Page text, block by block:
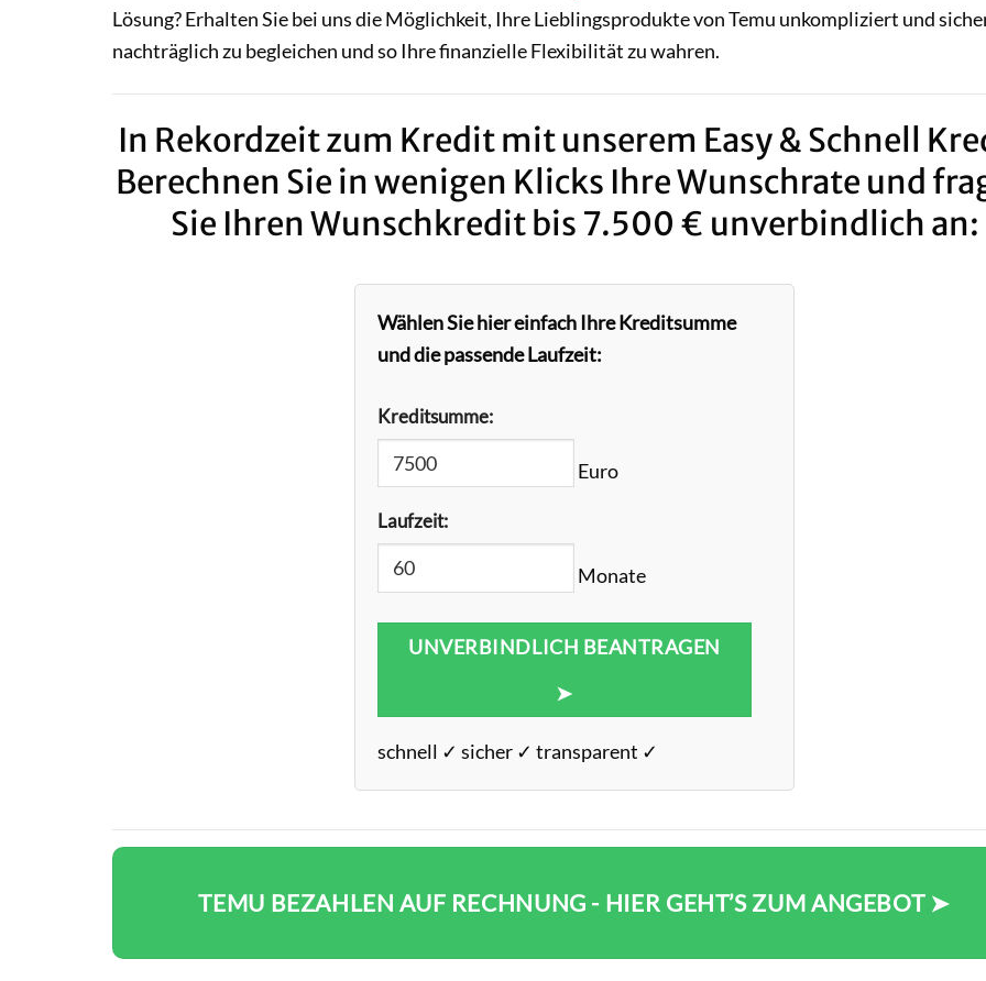
Lösung? Erhalten Sie bei uns die Möglichkeit, Ihre Lieblingsprodukte von Temu unkompliziert und
nachträglich zu begleichen und so Ihre finanzielle Flexibilität zu wahren.
In Rekordzeit zum Kredit mit unserem Easy & Schnell
Berechnen Sie in wenigen Klicks Ihre Wunschrate und
Sie Ihren Wunschkredit bis 7.500 € unverbindlich an:
Wählen Sie hier einfach Ihre Kreditsumme
und die passende Laufzeit:
Kreditsumme:
Euro
Laufzeit:
Monate
UNVERBINDLICH BEANTRAGEN
➤
schnell ✓ sicher ✓ transparent ✓
TEMU BEZAHLEN AUF RECHNUNG - HIER GEHT’S ZUM ANGEBOT ➤